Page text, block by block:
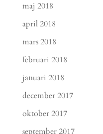
maj 2018
april 2018
mars 2018
februari 2018
januari 2018
december 2017
oktober 2017
september 2017